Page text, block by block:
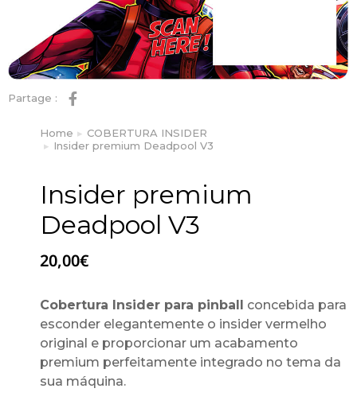
Partage :
You are here:
Home
COBERTURA INSIDER
Insider premium Deadpool V3
Insider premium
Deadpool V3
20,00€
Cobertura Insider para pinball
concebida para
esconder elegantemente o insider vermelho
original e proporcionar um acabamento
premium perfeitamente integrado no tema da
sua máquina.